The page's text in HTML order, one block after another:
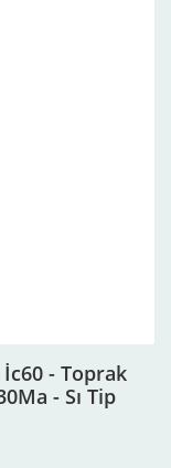
- Toprak
- Sı Tip